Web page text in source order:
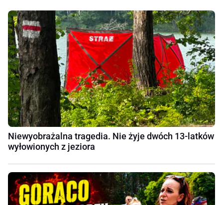
Niewyobrażalna tragedia. Nie żyje dwóch 13-latków
wyłowionych z jeziora